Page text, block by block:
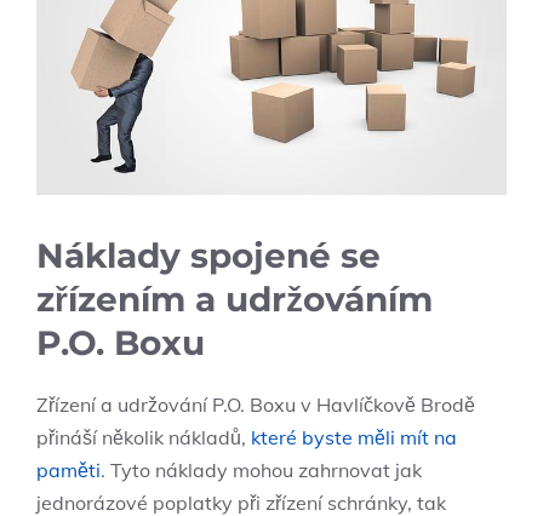
Náklady spojené se
zřízením a udržováním
P.O. Boxu
Zřízení a udržování P.O. Boxu v Havlíčkově Brodě
přináší několik nákladů, které byste měli mít na
paměti. Tyto náklady mohou zahrnovat jak
jednorázové poplatky při zřízení schránky, tak